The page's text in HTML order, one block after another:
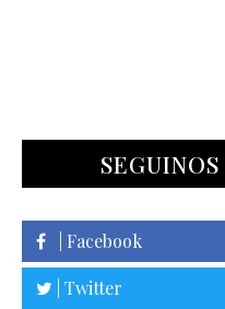
| Facebook
| Twitter